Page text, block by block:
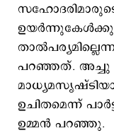
പറഞ്ഞത്. അച്ചു
ഉചിതമെന്ന്
ഉമ്മന്‍ പറഞ്ഞു.